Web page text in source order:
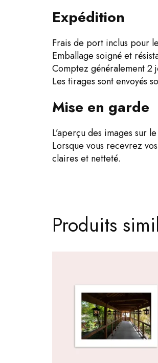
Expédition
Frais de port inclus pour
Emballage soigné et
Comptez généralement 2
Les tirages sont envoyés
Mise en garde
L’aperçu des images sur
Lorsque vous recevrez
claires et netteté.
Produits